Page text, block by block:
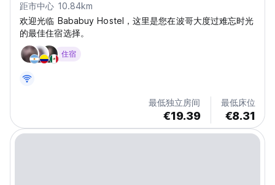
距市中心 10.84km
欢迎光临 Bababuy Hostel，这里是您在波哥大度过难忘时光
的最佳住宿选择。
住宿
最低独立房间
€19.39
最低床位
€8.31